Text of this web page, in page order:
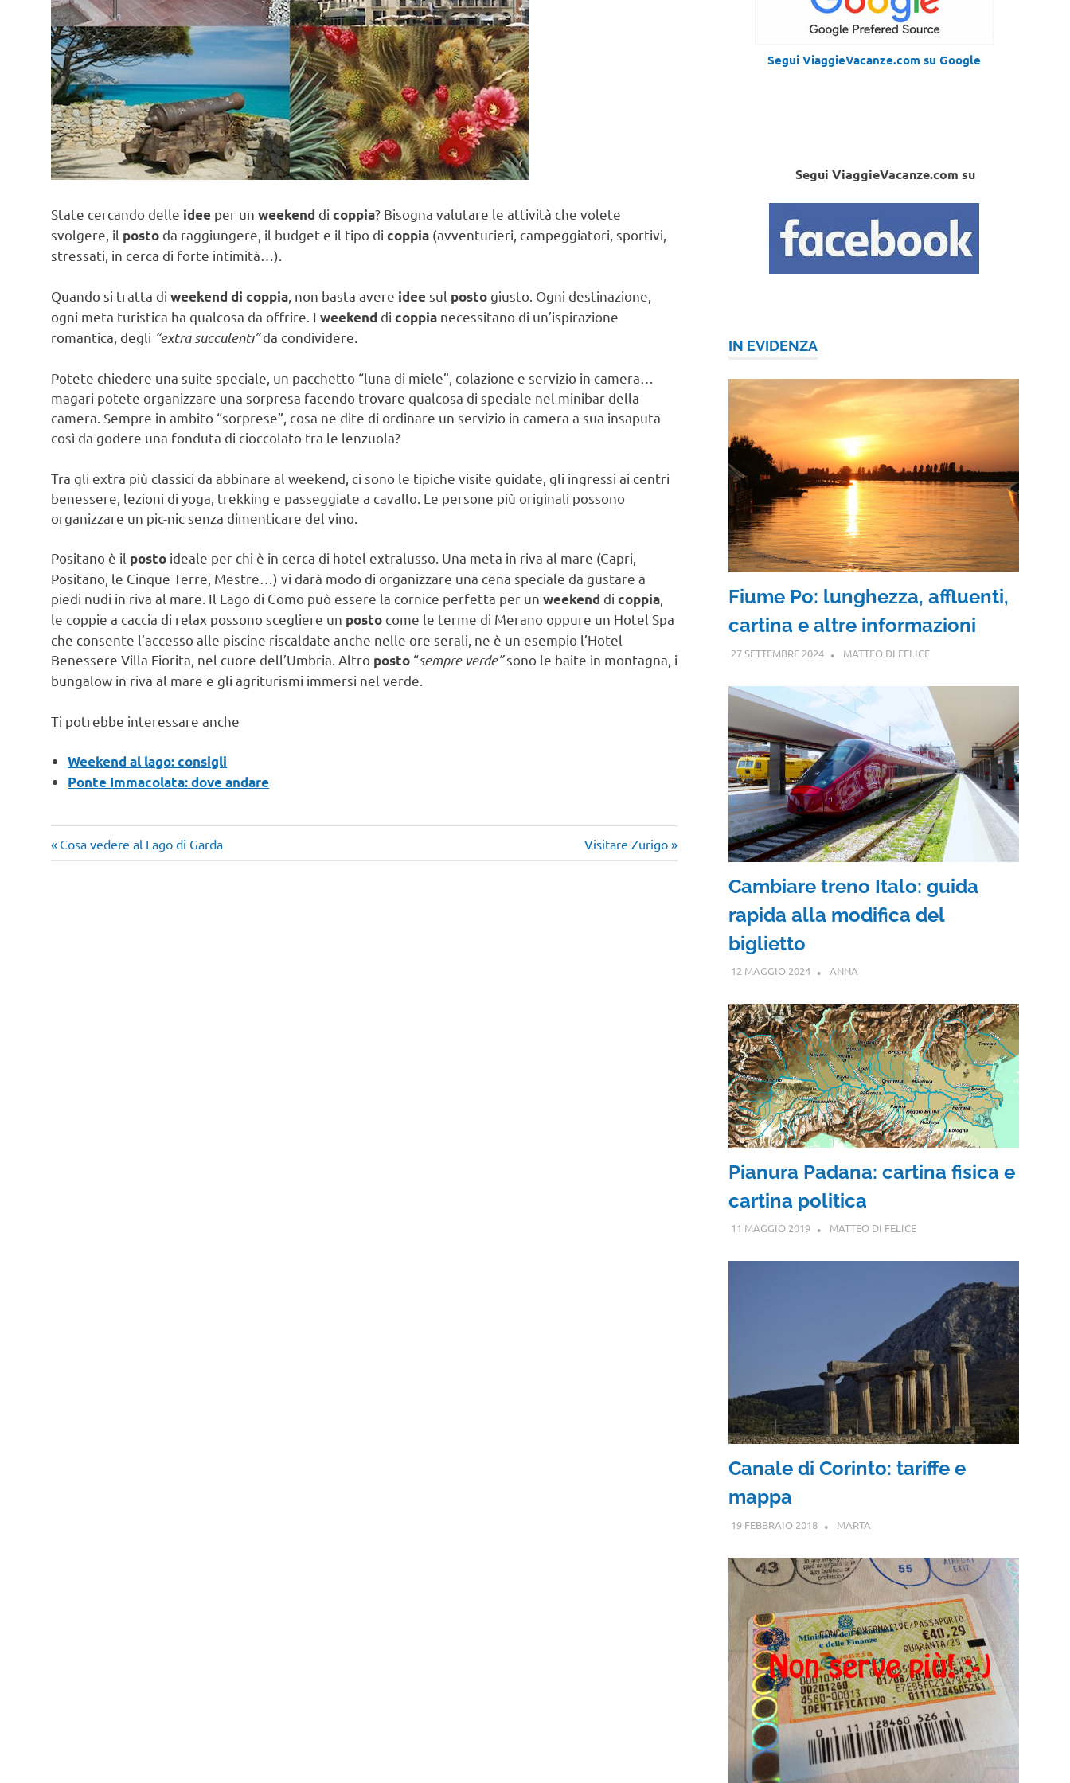
State cercando delle idee per un weekend di coppia? Bisogna valutare le attività che volete
svolgere, il posto da raggiungere, il budget e il tipo di coppia (avventurieri, campeggiatori, sportivi,
stressati, in cerca di forte intimità…).
Quando si tratta di weekend di coppia , non basta avere idee sul posto giusto. Ogni destinazione,
ogni meta turistica ha qualcosa da offrire. I weekend di coppia necessitano di un’ispirazione
romantica, degli “extra succulenti”da condividere.
Potete chiedere una suite speciale, un pacchetto “luna di miele”, colazione e servizio in camera…
magari potete organizzare una sorpresa facendo trovare qualcosa di speciale nel minibar della
camera. Sempre in ambito “sorprese”, cosa ne dite di ordinare un servizio in camera a sua insaputa
così da godere una fonduta di cioccolato tra le lenzuola?
Tra gli extra più classici da abbinare al weekend, ci sono le tipiche visite guidate, gli ingressi ai centri
benessere, lezioni di yoga, trekking e passeggiate a cavallo. Le persone più originali possono
organizzare un pic-nic senza dimenticare del vino.
Positano è il posto ideale per chi è in cerca di hotel extralusso. Una meta in riva al mare (Capri,
Positano, le Cinque Terre, Mestre…) vi darà modo di organizzare una cena speciale da gustare a
piedi nudi in riva al mare. Il Lago di Como può essere la cornice perfetta per un weekend di coppia,
le coppie a caccia di relax possono scegliere un posto come le terme di Merano oppure un Hotel Spa
che consente l’accesso alle piscine riscaldate anche nelle ore serali, ne è un esempio l’Hotel
Benessere Villa Fiorita, nel cuore dell’Umbria. Altro posto “sempre verde”sono le baite in montagna, i
bungalow in riva al mare e gli agriturismi immersi nel verde.
Ti potrebbe interessare anche
Weekend al lago: consigli
Ponte Immacolata: dove andare
Navigazione
Articolo
precedente:
Cosa vedere al Lago di Garda
Articolo
successivo:
Visitare Zurigo
Segui ViaggieVacanze.com su Google
Segui ViaggieVacanze.com su
IN EVIDENZA
Fiume Po: lunghezza, affluenti,
cartina e altre informazioni
27 SETTEMBRE 2024 MATTEO DI FELICE
Cambiare treno Italo: guida
rapida alla modifica del
biglietto
12 MAGGIO 2024 ANNA
Pianura Padana: cartina fisica e
cartina politica
11 MAGGIO 2019 MATTEO DI FELICE
Canale di Corinto: tariffe e
mappa
19 FEBBRAIO 2018 MARTA